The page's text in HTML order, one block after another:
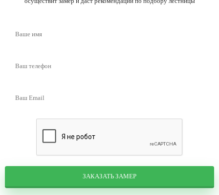
ЗАКАЗАТЬ ЗАМЕР